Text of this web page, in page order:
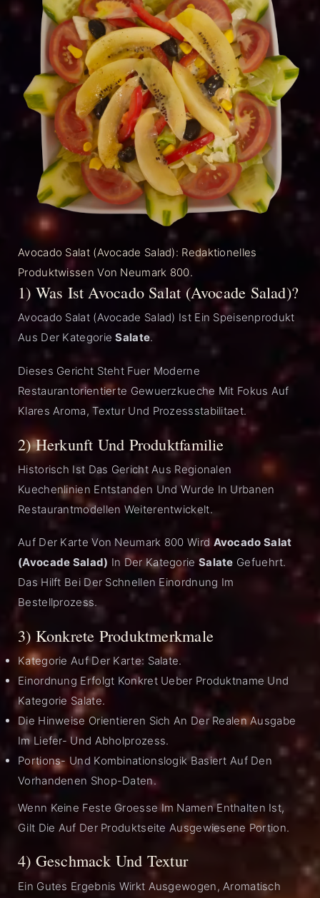
Avocado Salat (Avocade Salad): Redaktionelles
Produktwissen Von Neumark 800.
1) Was Ist Avocado Salat (Avocade Salad)?
Avocado Salat (Avocade Salad) Ist Ein Speisenprodukt
Aus Der KategorieSalate.
Dieses Gericht Steht Fuer Moderne
Restaurantorientierte Gewuerzkueche Mit Fokus Auf
Klares Aroma, Textur Und Prozessstabilitaet.
2) Herkunft Und Produktfamilie
Historisch Ist Das Gericht Aus Regionalen
Kuechenlinien Entstanden Und Wurde In Urbanen
Restaurantmodellen Weiterentwickelt.
Auf Der Karte Von Neumark 800 Wird Avocado Salat
(Avocade Salad) In Der Kategorie Salate Gefuehrt.
Das Hilft Bei Der Schnellen Einordnung Im
Bestellprozess.
3) Konkrete Produktmerkmale
Kategorie Auf Der Karte: Salate.
Einordnung Erfolgt Konkret Ueber Produktname Und
Kategorie Salate.
Die Hinweise Orientieren Sich An Der Realen Ausgabe
Im Liefer- Und Abholprozess.
Portions- Und Kombinationslogik Basiert Auf Den
Vorhandenen Shop-Daten.
Wenn Keine Feste Groesse Im Namen Enthalten Ist,
Gilt Die Auf Der Produktseite Ausgewiesene Portion.
4) Geschmack Und Textur
Ein Gutes Ergebnis Wirkt Ausgewogen, Aromatisch